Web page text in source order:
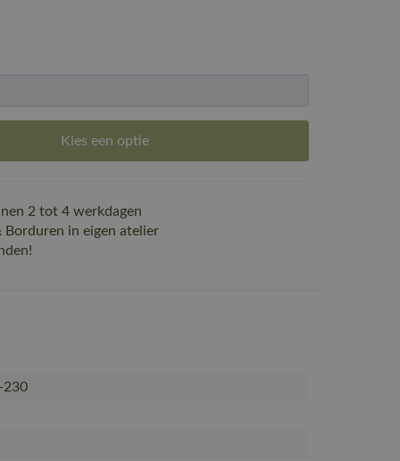
Kies een optie
2 tot 4 werkdagen
Borduren in eigen atelier
230